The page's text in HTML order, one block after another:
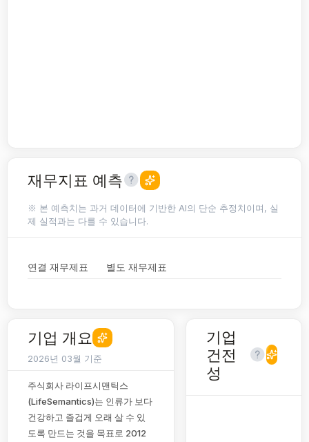
재무지표 예측
※ 본 예측치는 과거 데이터에 기반한 AI의 단순 추정치이며, 실
제 실적과는 다를 수 있습니다.
연결 재무제표 별도 재무제표
기업 개요
2026년 03월 기준
주식회사 라이프시맨틱스
(LifeSemantics)는 인류가 보다
건강하고 즐겁게 오래 살 수 있
도록 만드는 것을 목표로 2012
기업
건전
성